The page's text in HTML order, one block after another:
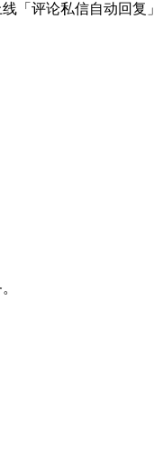
「评论私信自动回